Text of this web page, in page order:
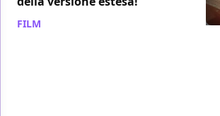
FILM